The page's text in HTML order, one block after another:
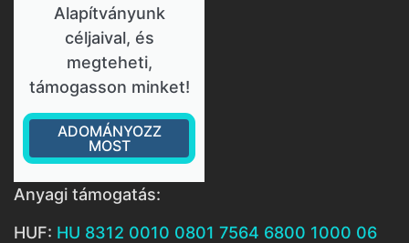
Alapítványunk
céljaival, és
megteheti,
támogasson minket!
ADOMÁNYOZZ
MOST
Anyagi támogatás:
HUF: HU 8312 0010 0801 7564 6800 1000 06